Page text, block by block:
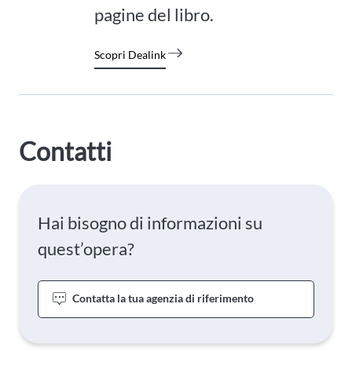
pagine del libro.
Scopri Dealink
Contatti
Hai bisogno di informazioni su
quest’opera?
Contatta la tua agenzia di riferimento